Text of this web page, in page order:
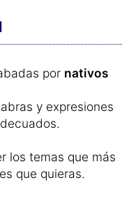
por nativos
y expresiones
los temas que más
que quieras.